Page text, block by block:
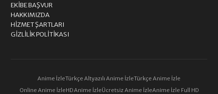
EKIBE BAŞVUR
HAKKIMIZDA
HIZMET ŞARTLARI
GIZLILIK POLITIKASI
Anime İzleTürkçe Altyazılı Anime İzleTürkçe Anime İzle
Online Anime İzleHD Anime İzleÜcretsiz Anime İzleAnime İzle Full HD